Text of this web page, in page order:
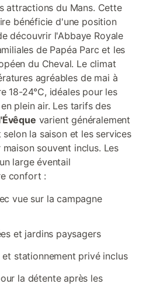
attractions du Mans. Cette
bénéficie d'une position
découvrir l'Abbaye Royale
de Papéa Parc et les
du Cheval. Le climat
agréables de mai à
18-24°C, idéales pour les
plein air. Les tarifs des
varient généralement
la saison et les services
souvent inclus. Les
large éventail
confort :
vue sur la campagne
et jardins paysagers
stationnement privé inclus
la détente après les